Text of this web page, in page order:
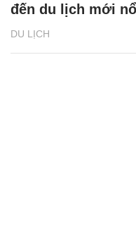
DU LỊCH
đến du lịch mới